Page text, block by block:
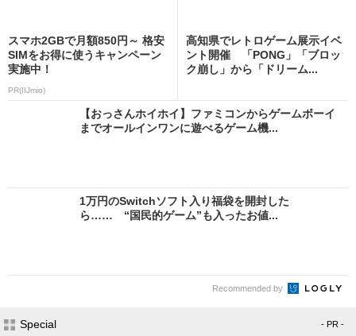
スマホ2GBで月額850円～ 格安
SIMをお得に使うキャンペーン
実施中！
PR(IIJmio)
高知県でレトロゲーム展示イベ
ント開催 「PONG」「ブロッ
ク崩し」から「ドリーム...
【おっさんホイホイ】ファミコンからゲームボーイ
までオールインワンに遊べるゲーム機...
1万円のSwitchソフト入り福袋を開封した
ら…… “国民的ゲーム”も入ったお値...
Recommended by
Special - PR -